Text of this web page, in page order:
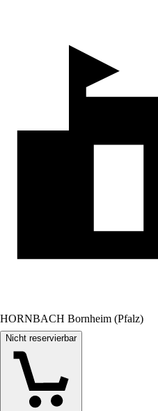
HORNBACH Bornheim (Pfalz)
Nicht reservierbar